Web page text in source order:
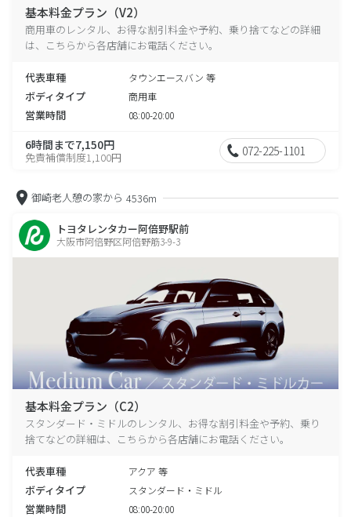
基本料金プラン（V2）
商用車のレンタル、お得な割引料金や予約、乗り捨てなどの詳細
は、こちらから各店舗にお電話ください。
代表車種 タウンエースバン 等
ボディタイプ 商用車
営業時間 08:00-20:00
6時間まで7,150円
免責補償制度1,100円 072-225-1101
御崎老人憩の家から 4536m
トヨタレンタカー阿倍野駅前
大阪市阿倍野区阿倍野筋3-9-3
基本料金プラン（C2）
スタンダード・ミドルのレンタル、お得な割引料金や予約、乗り
捨てなどの詳細は、こちらから各店舗にお電話ください。
代表車種 アクア 等
ボディタイプ スタンダード・ミドル
営業時間 08:00-20:00